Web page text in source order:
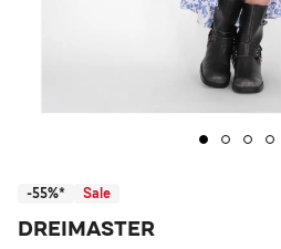
-55%* Sale
DREIMASTER